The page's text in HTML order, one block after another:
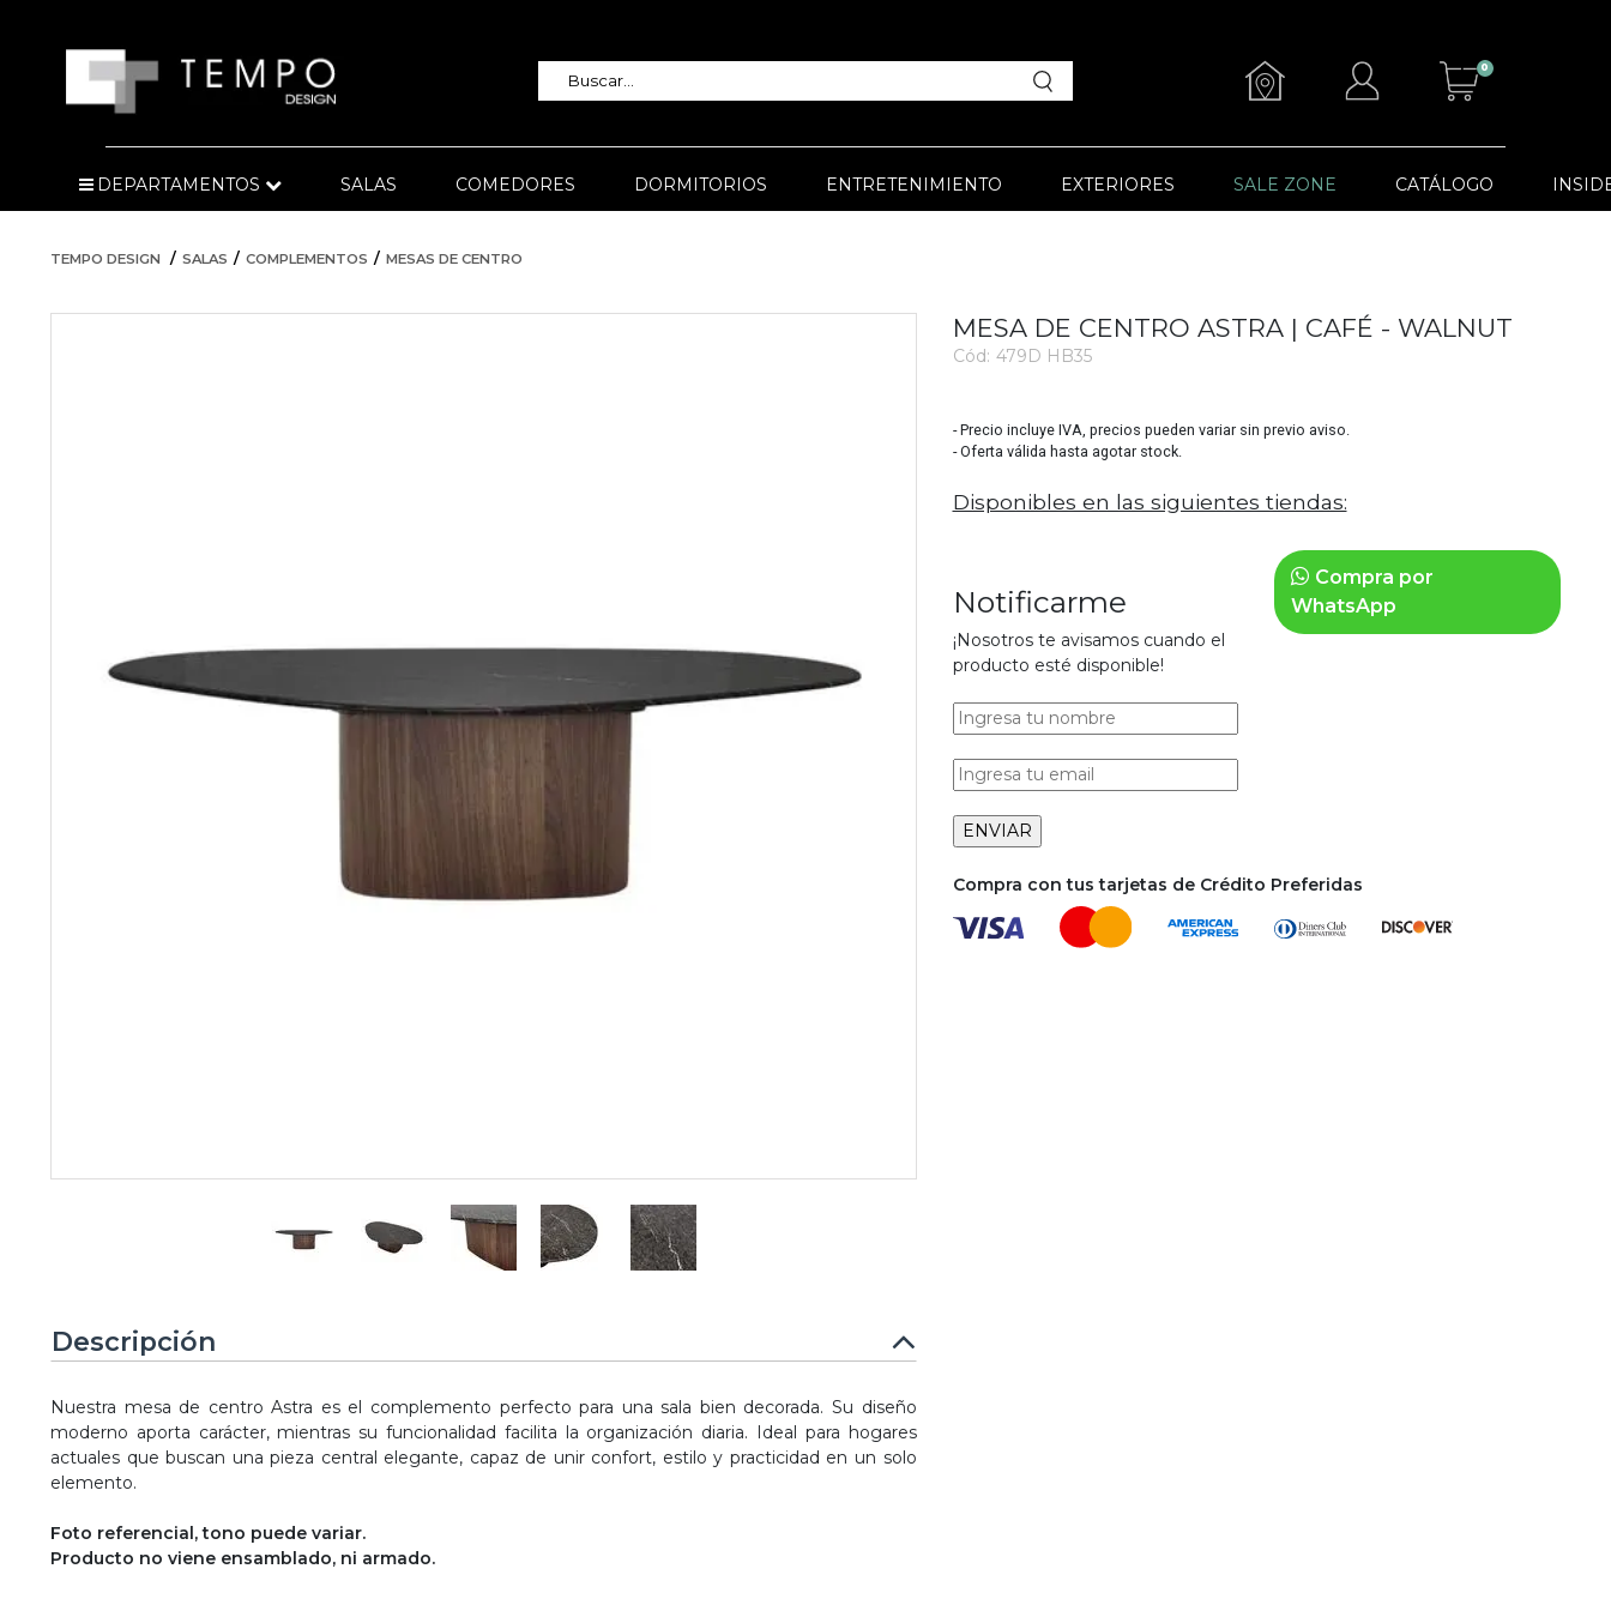
0
DEPARTAMENTOS SALAS COMEDORES DORMITORIOS ENTRETENIMIENTO EXTERIORES SALE ZONE CATÁLOGO
TEMPO DESIGN SALAS COMPLEMENTOS MESAS DE CENTRO
MESA DE CENTRO ASTRA | CAFÉ - WALNUT
Cód: 479D HB35
- Precio incluye IVA, precios pueden variar sin previo aviso.
- Oferta válida hasta agotar stock.
Disponibles en las siguientes tiendas:
Notificarme
¡Nosotros te avisamos cuando el
producto esté disponible!
Compra por
WhatsApp
Compra con tus tarjetas de Crédito Preferidas
Descripción
Nuestra mesa de centro Astra es el complemento perfecto para una sala bien decorada. Su diseño
moderno aporta carácter, mientras su funcionalidad facilita la organización diaria. Ideal para hogares
actuales que buscan una pieza central elegante, capaz de unir confort, estilo y practicidad en un solo
elemento.
Foto referencial, tono puede variar.
Producto no viene ensamblado, ni armado.